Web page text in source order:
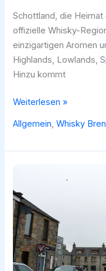
Schottland, die
offizielle Whisky-
einzigartigen Aromen
Highlands, Lowlands,
Hinzu kommt
Die
Regionen
Weiterlesen »
Allgemein,Whisky